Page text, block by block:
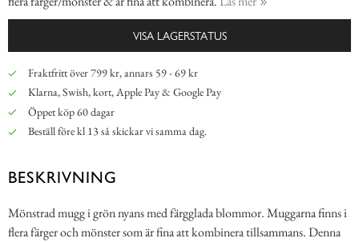
VISA LAGERSTATUS
Fraktfritt över 799 kr, annars 59 - 69 kr
Klarna, Swish, kort, Apple Pay & Google Pay
Öppet köp 60 dagar
Beställ före kl 13 så skickar vi samma dag.
BESKRIVNING
Mönstrad mugg i grön nyans med färgglada blommor. Muggarna finns i
flera färger och mönster som är fina att kombinera tillsammans. Denna